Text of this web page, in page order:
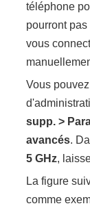
téléphone
pourront
vous
Vous
supp. >
avancés.
5 GHz,
La figure
comme